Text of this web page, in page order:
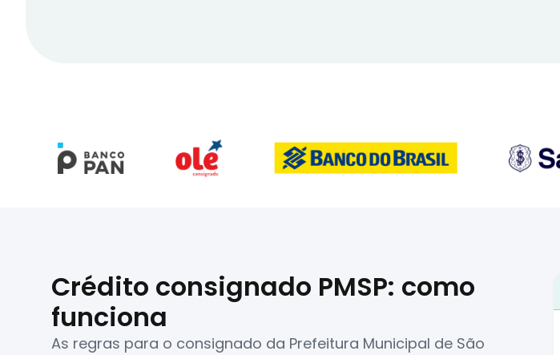
Crédito consignado PMSP: como
funciona
As regras para o consignado da Prefeitura Municipal de São